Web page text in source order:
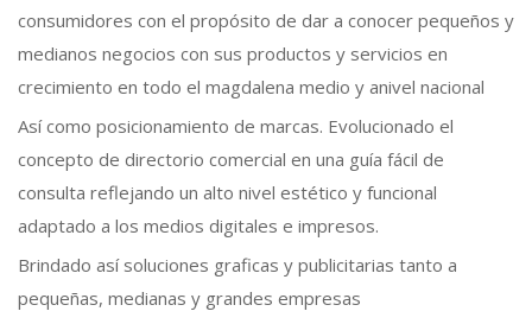
consumidores con el propósito de dar a conocer pequeños y
medianos negocios con sus productos y servicios en
crecimiento en todo el magdalena medio y anivel nacional
Así como posicionamiento de marcas. Evolucionado el
concepto de directorio comercial en una guía fácil de
consulta reflejando un alto nivel estético y funcional
adaptado a los medios digitales e impresos.
Brindado así soluciones graficas y publicitarias tanto a
pequeñas, medianas y grandes empresas